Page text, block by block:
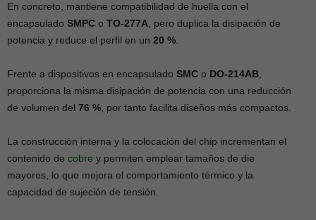
En concreto, mantiene compatibilidad de huella con el
encapsulado SMPC o TO-277A , pero duplica la disipación de
potencia y reduce el perfil en un 20 %
Frente a dispositivos en encapsulado SMC o DO-214AB
proporciona la misma disipación de potencia con una reducción
de volumen del 76 % , por tanto facilita diseños más compactos.
La construcción interna y la colocación del chip incrementan el
contenido de cobre y permiten emplear tamaños de die
mayores, lo que mejora el comportamiento térmico y la
capacidad de sujeción de tensión.